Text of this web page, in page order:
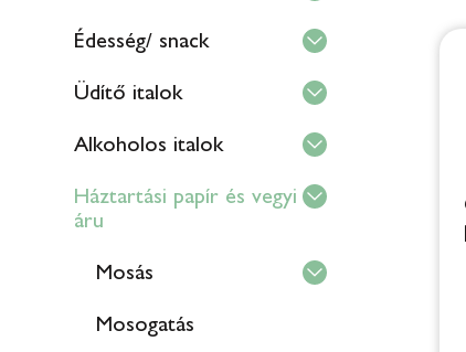
Édesség/ snack
Üdítő italok
Alkoholos italok
Háztartási papír és vegyi
áru
Mosás
Mosogatás